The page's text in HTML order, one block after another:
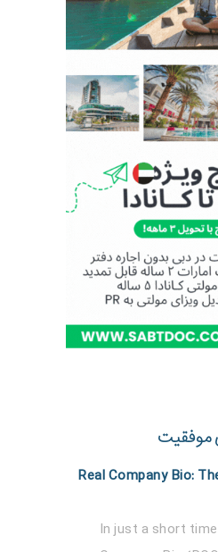
موفقیت
Real Company Bio:
In just a short